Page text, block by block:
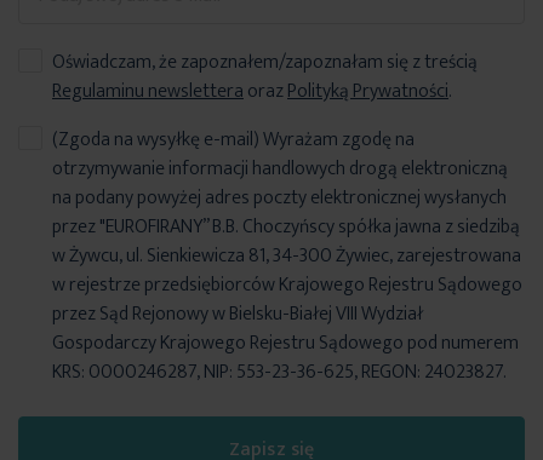
Oświadczam, że zapoznałem/zapoznałam się z treścią
Regulaminu newsletteraorazPolityką Prywatności.
Zapisz się
(Zgoda na wysyłkę e-mail) Wyrażam zgodę na
otrzymywanie informacji handlowych drogą elektroniczną
na podany powyżej adres poczty elektronicznej wysłanych
przez "EUROFIRANY” B.B. Choczyńscy spółka jawna z siedzibą
w Żywcu, ul. Sienkiewicza 81, 34-300 Żywiec, zarejestrowana
w rejestrze przedsiębiorców Krajowego Rejestru Sądowego
przez Sąd Rejonowy w Bielsku-Białej VIII Wydział
Gospodarczy Krajowego Rejestru Sądowego pod numerem
KRS: 0000246287, NIP: 553-23-36-625, REGON: 24023827.